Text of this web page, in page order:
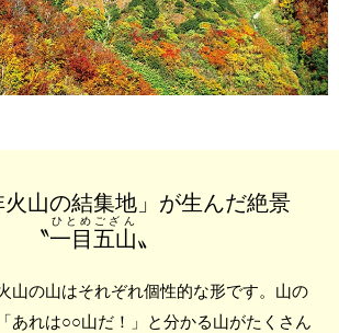
火山の結集地」が生んだ絶景
〝一目五山
ひとめござん
〟
山の山はそれぞれ個性的な形です。山の
あれは○○山だ！」と分かる山がたくさん